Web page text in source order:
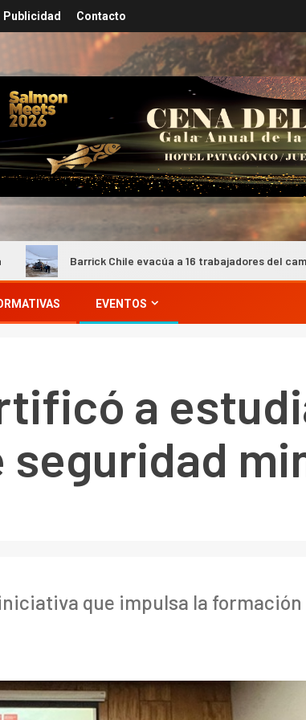
Publicidad Contacto
Chile evacúa a 16 trabajadores del campamento
EVENTOS
a
que impulsa la formación